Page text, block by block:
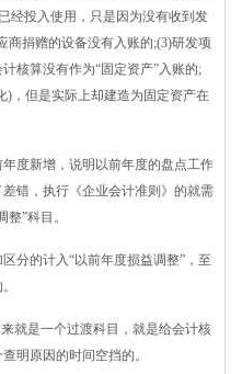
经投入使用，只是因为没有收到发
商捐赠的设备没有入账的;(3)研发项
核算没有作为“固定资产”入账的;
)，但是实际上却建造为固定资产在
度新增，说明以前年度的盘点工作
错，执行《企业会计准则》的就需
”科目。
的计入“以前年度损益调整”，至
是一个过渡科目，就是给会计核
明原因的时间空挡的。